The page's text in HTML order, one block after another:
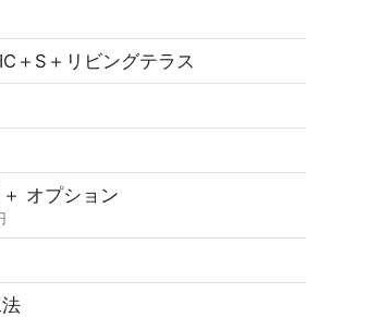
＋S＋リビングテラス
オプション